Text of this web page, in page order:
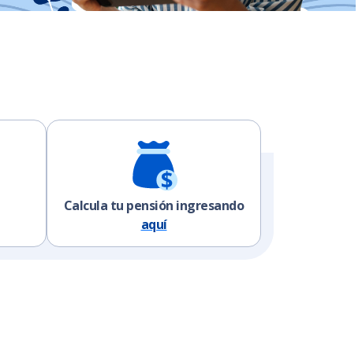
Calcula tu pensión ingresando
aquí